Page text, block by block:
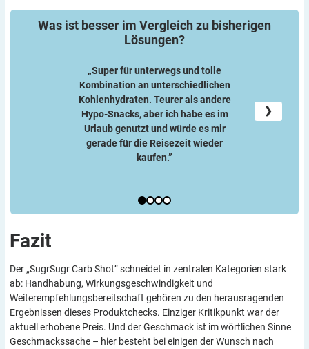
Was ist besser im Vergleich zu bisherigen
Lösungen?
❯
„Super für unterwegs und tolle
Kombination an unterschiedlichen
Kohlenhydraten. Teurer als andere
Hypo-Snacks, aber ich habe es im
Urlaub genutzt und würde es mir
gerade für die Reisezeit wieder
kaufen.”
„Die
Fazit
Der „SugrSugr Carb Shot“ schneidet in zentralen Kategorien stark
ab: Handhabung, Wirkungsgeschwindigkeit und
Weiterempfehlungsbereitschaft gehören zu den herausragenden
Ergebnissen dieses Produktchecks. Einziger Kritikpunkt war der
aktuell erhobene Preis. Und der Geschmack ist im wörtlichen Sinne
Geschmackssache – hier besteht bei einigen der Wunsch nach